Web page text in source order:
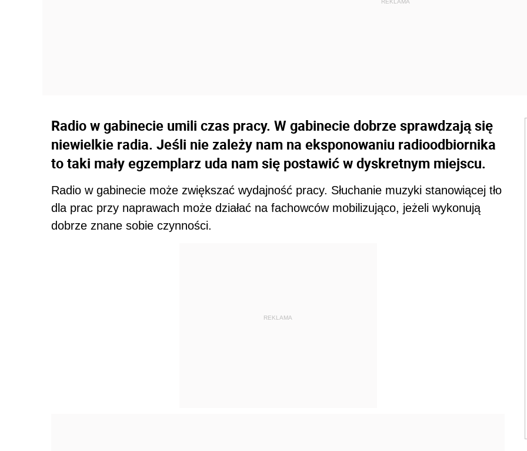
Radio w gabinecie umili czas pracy. W gabinecie dobrze sprawdzają się
niewielkie radia. Jeśli nie zależy nam na eksponowaniu radioodbiornika
to taki mały egzemplarz uda nam się postawić w dyskretnym miejscu.
Radio w gabinecie może zwiększać wydajność pracy. Słuchanie muzyki stanowiącej tło
dla prac przy naprawach może działać na fachowców mobilizująco, jeżeli wykonują
dobrze znane sobie czynności.
REKLAMA